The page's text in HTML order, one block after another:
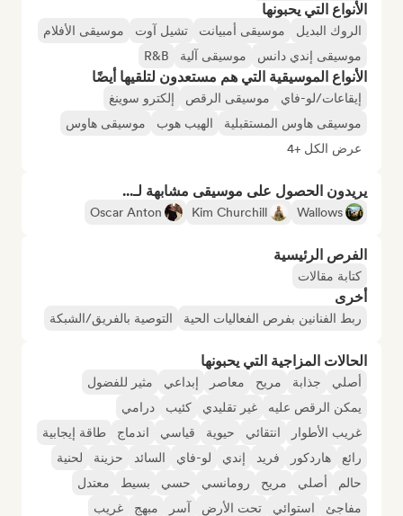
الأنواع التي يحبونها
الروك البديل موسيقى أمبيانت تشيل آوت
موسيقى الأفلام
موسيقى إندي دانس
موسيقى آلية R&B
الأنواع الموسيقية التي هم مستعدون لتلقيها أيضًا
إيقاعات/لو-فاي موسيقى الرقص
إلكترو سوينغ
موسيقى هاوس المستقبلية
الهيب هوب
موسيقى هاوس
عرض الكل +4
يريدون الحصول على موسيقى مشابهة لـ...
Wallows
Kim Churchill
Oscar Anton
الفرص الرئيسية
كتابة مقالات
أخرى
ربط الفنانين بفرص الفعاليات الحية التوصية بالفريق/الشبكة
الحالات المزاجية التي يحبونها
أصلي جذابة مريح معاصر إبداعي
مثير للفضول
يمكن الرقص عليه
غير تقليدي كئيب
درامي
غريب الأطوار
انتقائي حيوية قياسي اندماج
طاقة إيجابية
رائع
هاردكور فريد إندي لو-فاي السائد حزينة
لحنية
حالم
أصلي مريح رومانسي حسي بسيط
معتدل
مفاجئ
استوائي تحت الأرض آسر مبهج غريب